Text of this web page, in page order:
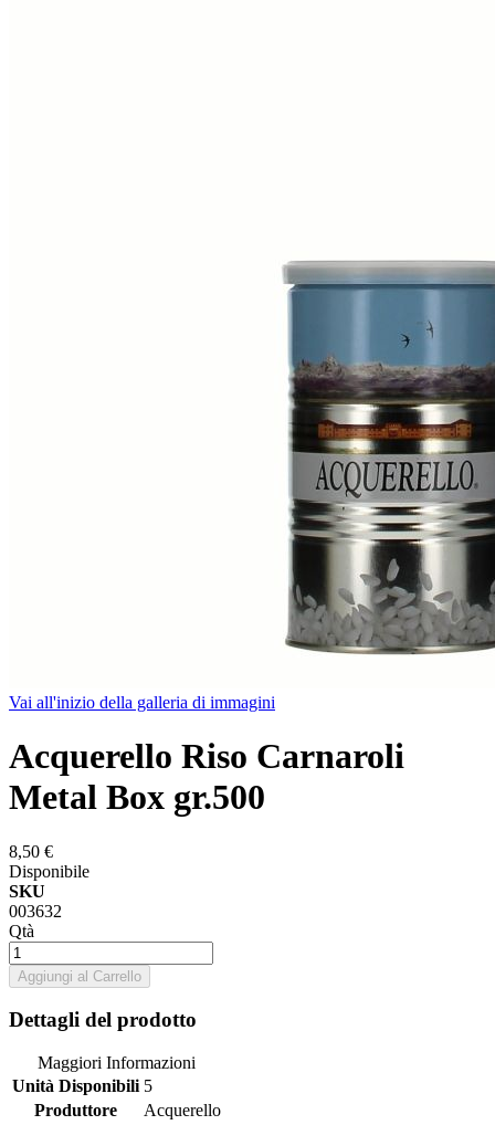
Vai all'inizio della galleria di immagini
Acquerello Riso Carnaroli
Metal Box gr.500
8,50 €
Disponibile
SKU
003632
Qtà
Aggiungi al Carrello
Dettagli del prodotto
Maggiori Informazioni
Unità Disponibili 5
Produttore
Acquerello